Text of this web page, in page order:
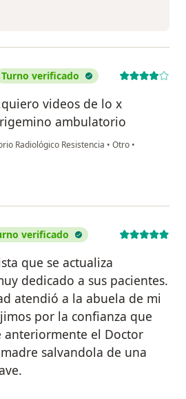
Turno verificado
videos de lo x
ambulatorio
Radiológico Resistencia • Otro •
sotelo
verificado
que se actualiza
dedicado a sus pacientes.
atendió a la abuela de mi
por la confianza que
anteriormente el Doctor
salvandola de una